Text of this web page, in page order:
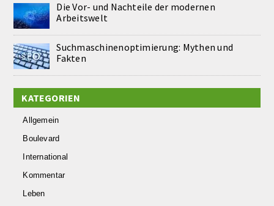
Die Vor- und Nachteile der modernen
Arbeitswelt
Suchmaschinenoptimierung: Mythen und
Fakten
KATEGORIEN
Allgemein
Boulevard
International
Kommentar
Leben